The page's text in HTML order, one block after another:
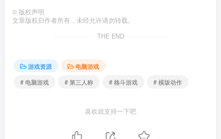
© 版权声明
文章版权归作者所有，未经允许请勿转载。
THE END
游戏资源
电脑游戏
# 电脑游戏
# 第三人称 # 格斗游戏 # 横版动作
喜欢就支持一下吧